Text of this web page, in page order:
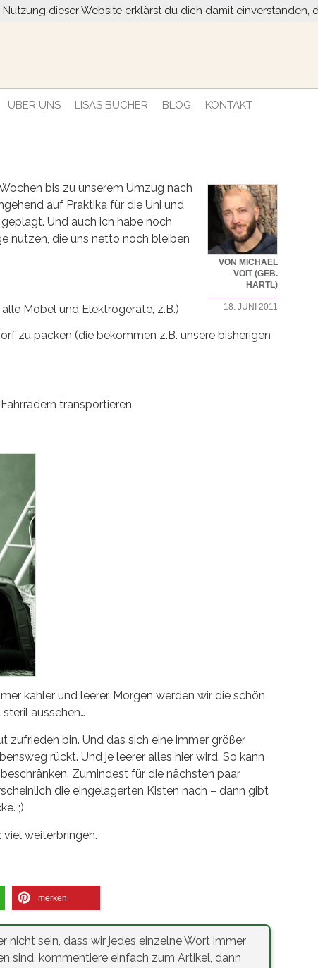
ÜBER UNS LISAS BÜCHER BLOG KONTAKT
VON MICHAEL
VOIT (GEB.
HARTL)
18. JUNI 2011
bis zu unserem Umzug nach
auf Praktika für die Uni und
geplagt. Und auch ich habe noch
nutzen, die uns netto noch bleiben
Möbel und Elektrogeräte, z.B.)
zu packen (die bekommen z.B. unsere bisherigen
transportieren
kahler und leerer. Morgen werden wir die schön
aussehen…
zufrieden bin. Und das sich eine immer größer
rückt. Und je leerer alles hier wird. So kann
Zumindest für die nächsten paar
die eingelagerten Kisten nach – dann gibt
;)
weiterbringen.
merken
nicht sein, dass wir jedes einzelne Wort immer
sind, kommentiere einfach zum Artikel, dann
dieser Website erklärst du dich damit einverstanden,